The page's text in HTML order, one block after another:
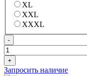
XL
XXL
XXXL
-
+
Запросить наличие